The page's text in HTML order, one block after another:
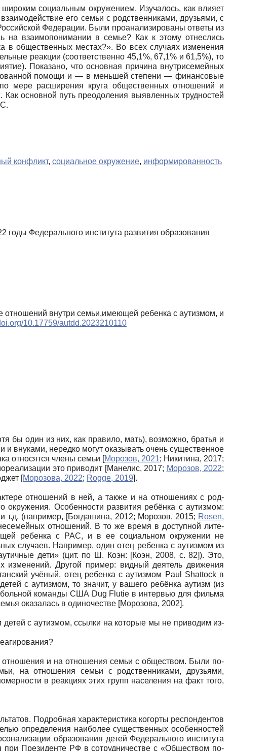
соци­альным окружением. Изучалось, как влияет
его семьи с родственниками, друзьями, с
Федерации. Были про­анализированы ответы из
на взаимопонимании в семье? Как к этому отнеслись
в общественных местах?». Во всех случаях изменения
реакции (со­ответственно 45,1%, 67,1% и 61,5%), то
Показано, что основная причина внутрисемейных
помощи и — в меньшей степени — финансовые
мере расширения круга общественных отношений и
основной путь преодоления выявленных трудностей
конфликт, социальное окружение, информированность
Федерального института развития образования
внутри семьи,имеющей ребенка с аутизмом, и
10.17759/autdd.2023210110
бы один из них, как правило, мать), возможно, братья и
вну­ками, нередко могут оказывать очень существенное
отно­сятся члены семьи [Морозов, 2021; Никитина, 2017;
это приводит [Манелис, 2017; Морозов, 2022;
[Морозова, 2022; Rogge, 2019].
отношений в ней, а также и на отношениях с род­
Особенности развития ребёнка с аутизмом:
т.д. (например, [Богдашина, 2012; Морозов, 2015; Rosen,
отношений. В то же время в доступной лите­
ребенка с РАС, и в ее социальном окружении не
случаев. Напри­мер, один отец ребенка с аутизмом из
дети» (цит. по Ш. Коэн: [Коэн, 2008, с. 82]). Это,
изменений. Другой пример: видный деятель движения
учёный, отец ребенка с аутизмом Paul Shattock в
с аутизмом, то значит, у вашего ребёнка аутизм (из
команды США Dug Flutie в интервью для фильма
оказалась в одиночестве [Морозова, 2002].
с аутизмом, ссылки на которые мы не приво­дим из-
отноше­ния и на отношения семьи с обществом. Были по­
на отношения семьи с родственниками, друзьями,
в реакци­ях этих групп населения на факт того,
Подробная характеристика когорты респондентов
определения наиболее существен­ных особенностей
образования детей Федерального ин­ститута
при Президенте РФ в сотрудничестве с «Обществом по­